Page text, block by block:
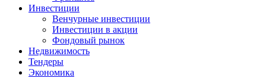
Инвестиции
Венчурные инвестиции
Инвестиции в акции
Фондовый рынок
Недвижимость
Тендеры
Экономика